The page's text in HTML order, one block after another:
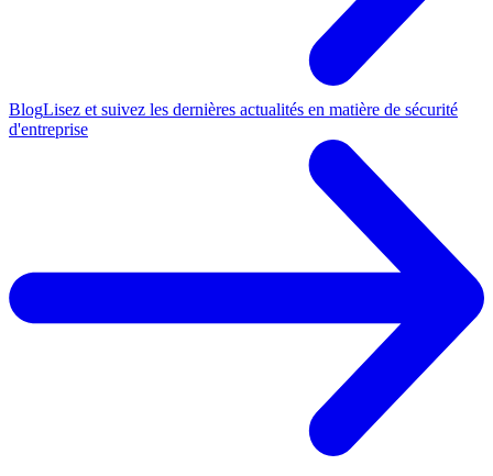
BlogLisez et suivez les dernières actualités en matière de sécurité
d'entreprise